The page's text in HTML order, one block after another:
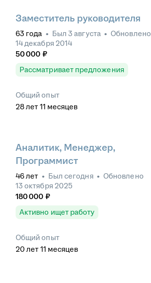
Заместитель руководителя
63 года • Был 3 августа • Обновлено
14 декабря 2014
50 000 ₽
Рассматривает предложения
Общий опыт
28лет 11 месяцев
Аналитик, Менеджер,
Программист
46лет • Был сегодня • Обновлено
13 октября 2025
180 000 ₽
Активно ищет работу
Общий опыт
20 лет 11 месяцев